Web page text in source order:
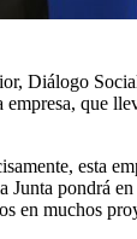
Diálogo
que
esta
Junta pondrá
en muchos